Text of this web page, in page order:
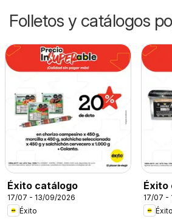
Folletos y catálogos
Éxito catálogo
17/07 - 13/09/2026
Éxito
Éxito
17/07 -
Éxito